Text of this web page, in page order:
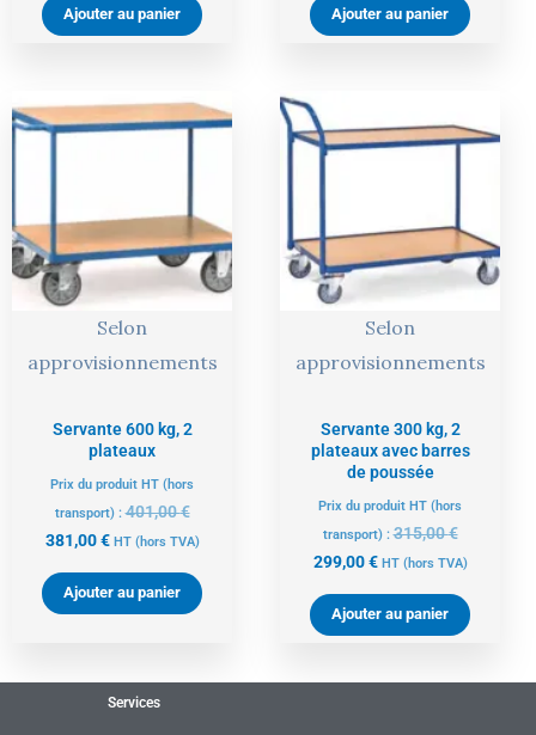
Ajouter au panier Ajouter au panier
Selon
approvisionnements
Servante 600 kg, 2
plateaux
Prix du produit HT (hors
transport) :401,00€
Le
prix
381,00€
Le
prix
HT (hors TVA)
Ajouter au panier
Selon
approvisionnements
Servante 300 kg, 2
plateaux avec barres
de poussée
Prix du produit HT (hors
transport) :315,00€
prix
299,00€
prix
actuel
HT (hors TVA)
Ajouter au panier
Services